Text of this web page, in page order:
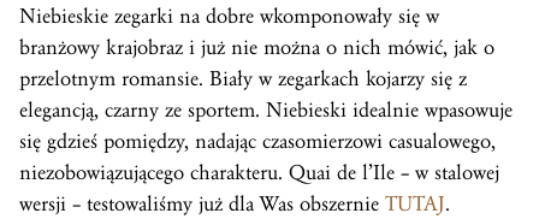
Niebieskie zegarki na dobre wkomponowały się w
branżowy krajobraz i już nie można o nich mówić, jak o
przelotnym romansie. Biały w zegarkach kojarzy się z
elegancją, czarny ze sportem. Niebieski idealnie wpasowuje
się gdzieś pomiędzy, nadając czasomierzowi casualowego,
niezobowiązującego charakteru. Quai de l’Ile – w stalowej
wersji – testowaliśmy już dla Was obszernie TUTAJ.